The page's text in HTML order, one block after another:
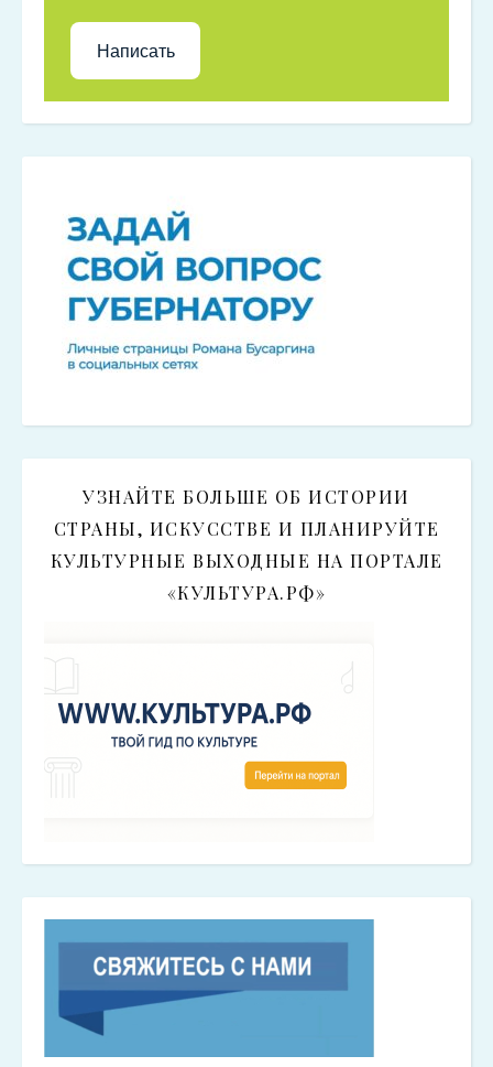
Написать
УЗНАЙТЕ БОЛЬШЕ ОБ ИСТОРИИ
СТРАНЫ, ИСКУССТВЕ И ПЛАНИРУЙТЕ
КУЛЬТУРНЫЕ ВЫХОДНЫЕ НА ПОРТАЛЕ
«КУЛЬТУРА.РФ»